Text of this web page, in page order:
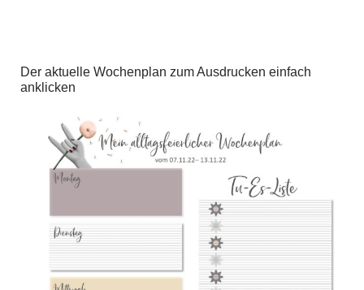
Der aktuelle Wochenplan zum Ausdrucken einfach
anklicken